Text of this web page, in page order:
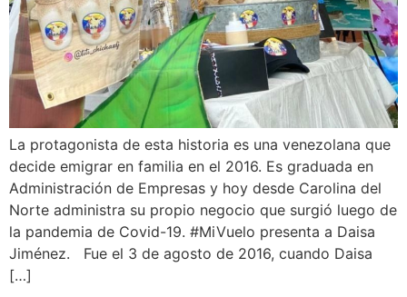
La protagonista de esta historia es una venezolana que
decide emigrar en familia en el 2016. Es graduada en
Administración de Empresas y hoy desde Carolina del
Norte administra su propio negocio que surgió luego de
la pandemia de Covid-19. #MiVuelo presenta a Daisa
Jiménez. Fue el 3 de agosto de 2016, cuando Daisa
[…]